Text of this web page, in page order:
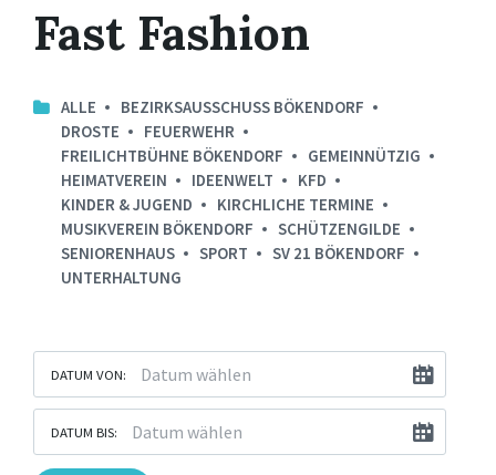
Fast Fashion
ALLE
BEZIRKSAUSSCHUSS BÖKENDORF
DROSTE
FEUERWEHR
FREILICHTBÜHNE BÖKENDORF
GEMEINNÜTZIG
HEIMATVEREIN
IDEENWELT
KFD
KINDER & JUGEND
KIRCHLICHE TERMINE
MUSIKVEREIN BÖKENDORF
SCHÜTZENGILDE
SENIORENHAUS
SPORT
SV 21 BÖKENDORF
UNTERHALTUNG
DATUM VON:
DATUM BIS: